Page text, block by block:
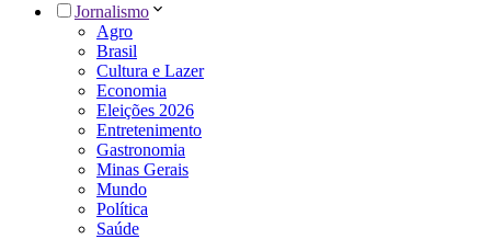
Jornalismo
Agro
Brasil
Cultura e Lazer
Economia
Eleições 2026
Entretenimento
Gastronomia
Minas Gerais
Mundo
Política
Saúde